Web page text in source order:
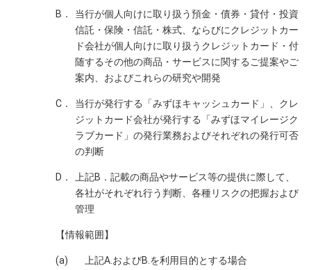
B．
当行が個人向けに取り扱う預金・債券・貸付・投資
信託・保険・信託・株式、ならびにクレジットカー
ド会社が個人向けに取り扱うクレジットカード・付
随するその他の商品・サービスに関するご提案やご
案内、およびこれらの研究や開発
C．
当行が発行する「みずほキャッシュカード」、クレ
ジットカード会社が発行する「みずほマイレージク
ラブカード」の発行業務およびそれぞれの発行可否
の判断
D．
上記B．記載の商品やサービス等の提供に際して、
各社がそれぞれ行う判断、各種リスクの把握および
管理
【情報範囲】
(a)
上記A.およびB.を利用目的とする場合